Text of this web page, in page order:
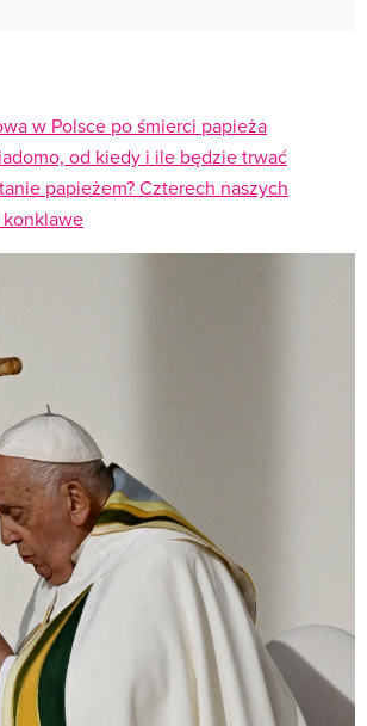
w Polsce po śmierci papieża
od kiedy i ile będzie trwać
papieżem? Czterech naszych
konklawe